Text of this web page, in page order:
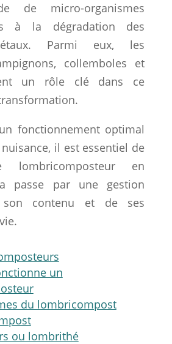
de micro-organismes
à la dégradation des
Parmi eux, les
collemboles et
un rôle clé dans ce
fonctionnement optimal
il est essentiel de
lombricomposteur en
passe par une gestion
son contenu et de ses
un
du lombricompost
ou lombrithé